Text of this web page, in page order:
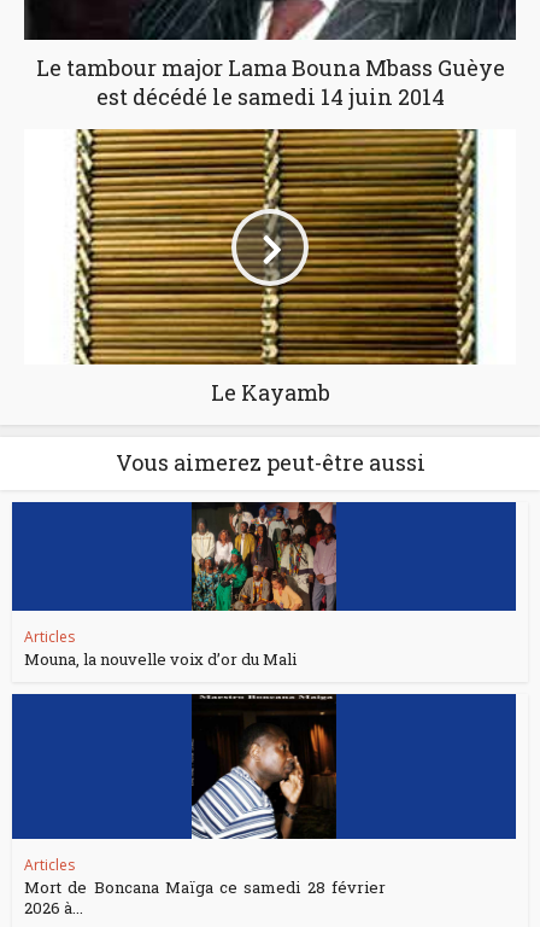
Le tambour major Lama Bouna Mbass Guèye
est décédé le samedi 14 juin 2014
Le Kayamb
Vous aimerez peut-être aussi
Articles
Mouna, la nouvelle voix d’or du Mali
Articles
Mort de Boncana Maïga ce samedi 28 février
2026 à...